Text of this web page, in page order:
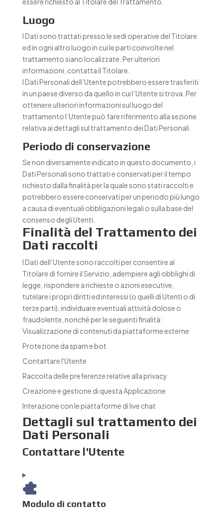
Luogo
I Dati sono trattati presso le sedi operative del Titolare
ed in ogni altro luogo in cui le parti coinvolte nel
trattamento siano localizzate. Per ulteriori
informazioni, contatta il Titolare.
I Dati Personali dell’Utente potrebbero essere trasferiti
in un paese diverso da quello in cui l’Utente si trova. Per
ottenere ulteriori informazioni sul luogo del
trattamento l’Utente può fare riferimento alla sezione
relativa ai dettagli sul trattamento dei Dati Personali.
Periodo di conservazione
Se non diversamente indicato in questo documento, i
Dati Personali sono trattati e conservati per il tempo
richiesto dalla finalità per la quale sono stati raccolti e
potrebbero essere conservati per un periodo più lungo
a causa di eventuali obbligazioni legali o sulla base del
consenso degli Utenti.
Finalità del Trattamento dei
Dati raccolti
I Dati dell’Utente sono raccolti per consentire al
Titolare di fornire il Servizio, adempiere agli obblighi di
legge, rispondere a richieste o azioni esecutive,
tutelare i propri diritti ed interessi (o quelli di Utenti o di
terze parti), individuare eventuali attività dolose o
fraudolente, nonché per le seguenti finalità:
Visualizzazione di contenuti da piattaforme esterne
Protezione da spam e bot
Contattare l'Utente
Raccolta delle preferenze relative alla privacy
Creazione e gestione di questa Applicazione
Interazione con le piattaforme di live chat
Dettagli sul trattamento dei
Dati Personali
Contattare l'Utente
Modulo di contatto